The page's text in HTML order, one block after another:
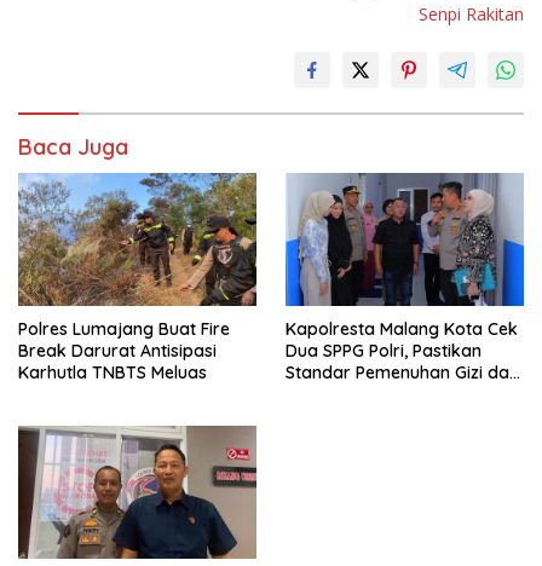
Senpi Rakitan
Baca Juga
Polres Lumajang Buat Fire
Break Darurat Antisipasi
Karhutla TNBTS Meluas
Kapolresta Malang Kota Cek
Dua SPPG Polri, Pastikan
Standar Pemenuhan Gizi dan